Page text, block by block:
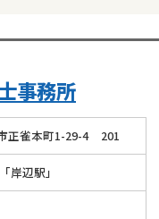
事務所
正雀本町1-29-4 201
岸辺駅」